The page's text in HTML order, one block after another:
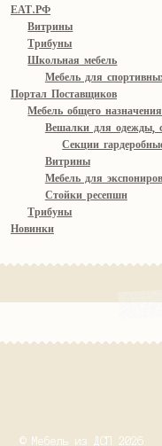
ЕАТ.РФ
Витрины
Трибуны
Школьная мебель
Мебель для
Портал Поставщиков
Мебель общего назначения
Вешалки для одежды,
Секции
Витрины
Мебель для
Стойки ресепшн
Трибуны
Новинки
© Мебель из ДСП 2026